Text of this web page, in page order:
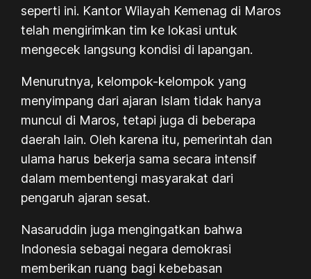
seperti ini. Kantor Wilayah Kemenag di Maros
telah mengirimkan tim ke lokasi untuk
mengecek langsung kondisi di lapangan.
Menurutnya, kelompok-kelompok yang
menyimpang dari ajaran Islam tidak hanya
muncul di Maros, tetapi juga di beberapa
daerah lain. Oleh karena itu, pemerintah dan
ulama harus bekerja sama secara intensif
dalam membentengi masyarakat dari
pengaruh ajaran sesat.
Nasaruddin juga mengingatkan bahwa
Indonesia sebagai negara demokrasi
memberikan ruang bagi kebebasan